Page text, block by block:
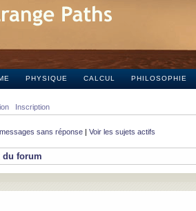
PHYSIQUE CALCUL PHILOSOPHIE
Inscription
sans réponse | Voir les sujets actifs
du forum